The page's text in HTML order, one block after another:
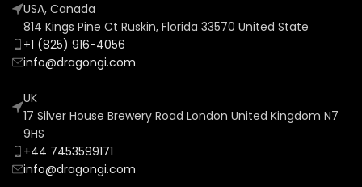
USA, Canada
814 Kings Pine Ct Ruskin, Florida 33570 United State
+1 (825) 916-4056
info@dragongi.com
UK
17 Silver House Brewery Road London United Kingdom N7
9HS
+44 7453599171
info@dragongi.com